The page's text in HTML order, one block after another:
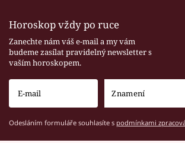
Horoskop vždy po ruce
Zanechte nám váš e-mail a my vám
budeme zasílat pravidelný newsletter s
vaším horoskopem.
Odesláním formuláře souhlasíte s podmínkami